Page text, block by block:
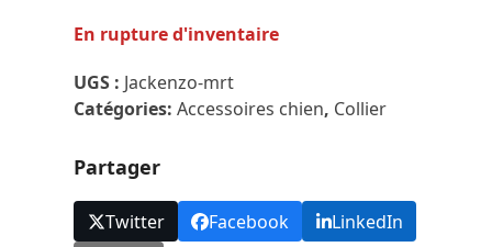
En rupture d'inventaire
UGS : Jackenzo-mrt
Catégories:Accessoires chien, Collier
Partager
Twitter Facebook
LinkedIn